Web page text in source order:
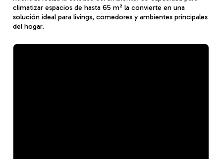
climatizar espacios de hasta 65 m² la convierte en una
solución ideal para livings, comedores y ambientes principales
del hogar.